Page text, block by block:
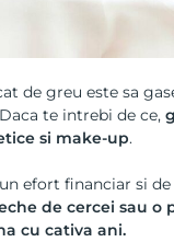
de greu este sa
te intrebi de ce,
si make-up.
efort financiar si
de cercei sau o
cu cativa ani.